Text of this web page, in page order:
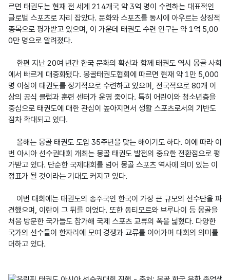
르면 태권도는 현재 전 세계 214개국 약 3억 명이 수련하는 대표적인
글로벌 스포츠로 자리 잡았다. 문화와 스포츠를 동시에 아우르는 상징적
종목으로 평가받고 있으며, 이 가운데 태권도 수련 인구는 약 1억 5,00
0만 명으로 알려졌다.
에서 빠르게 대중화됐다. 몽골태권도협회에 따르면 현재 약 1만 5,000
명 이상이 태권도를 정기적으로 수련하고 있으며, 전국적으로 80개 이
상의 공식 클럽과 훈련 센터가 운영 중이다. 특히 어린이와 청소년층을
중심으로 태권도에 대한 관심이 높아지면서 생활 스포츠로서의 기반도
점차 확대되고 있다.
번 아시아 선수권대회 개최는 몽골 태권도 발전의 중요한 전환점으로 평
가받고 있다. 단순한 국제대회를 넘어 몽골 스포츠 역사에 의미 있는 이
정표가 될 것이라는 기대도 커지고 있다.
견했으며, 이란이 그 뒤를 이었다. 또한 동티모르와 브루나이 등 몽골을
처음 방문한 국가들도 참가해 국제 스포츠 교류의 폭을 넓혔다. 다양한
국가의 선수들이 한자리에 모여 경쟁과 교류를 이어가며 대회의 의미를
더하고 있다.